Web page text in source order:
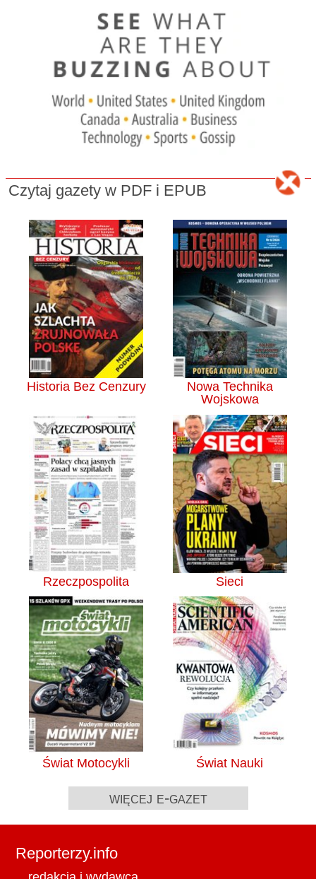
Czytaj gazety w PDF i EPUB
Historia Bez Cenzury
Nowa Technika
Wojskowa
Rzeczpospolita Sieci
Świat Motocykli Świat Nauki
więcej e-gazet
Reporterzy.info